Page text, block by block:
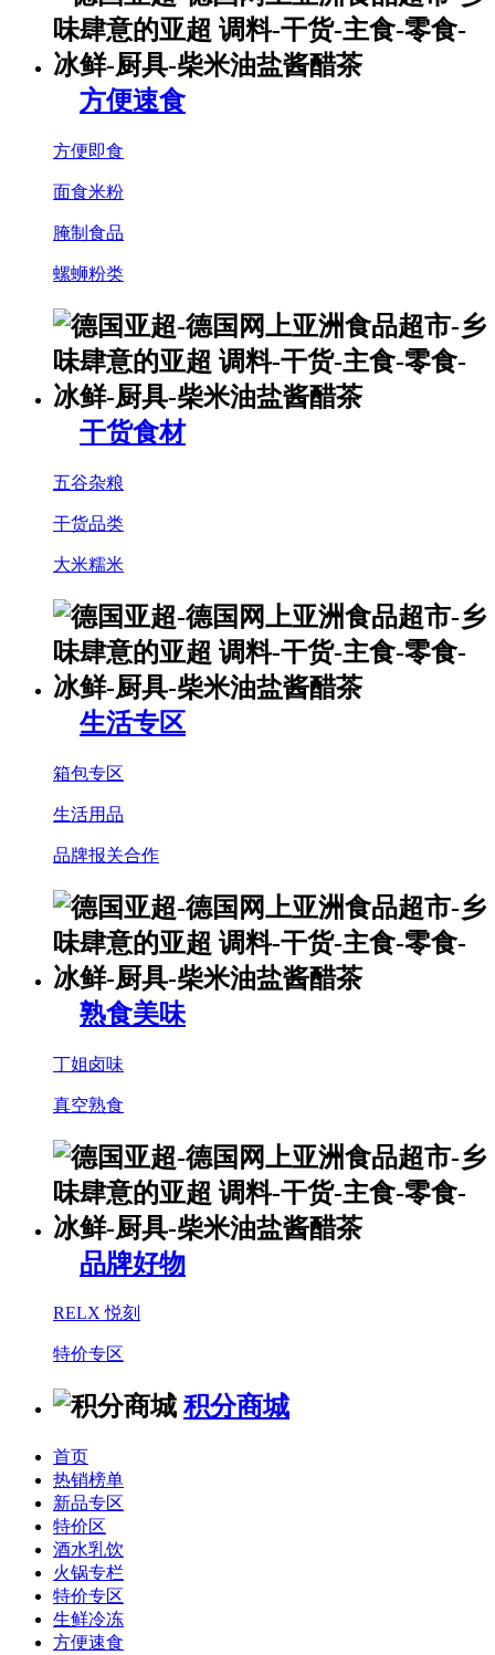
方便速食
方便即食
面食米粉
腌制食品
螺蛳粉类
干货食材
五谷杂粮
干货品类
大米糯米
生活专区
箱包专区
生活用品
品牌报关合作
熟食美味
丁姐卤味
真空熟食
品牌好物
RELX 悦刻
特价专区
积分商城
首页
热销榜单
新品专区
特价区
酒水乳饮
火锅专栏
特价专区
生鲜冷冻
方便速食